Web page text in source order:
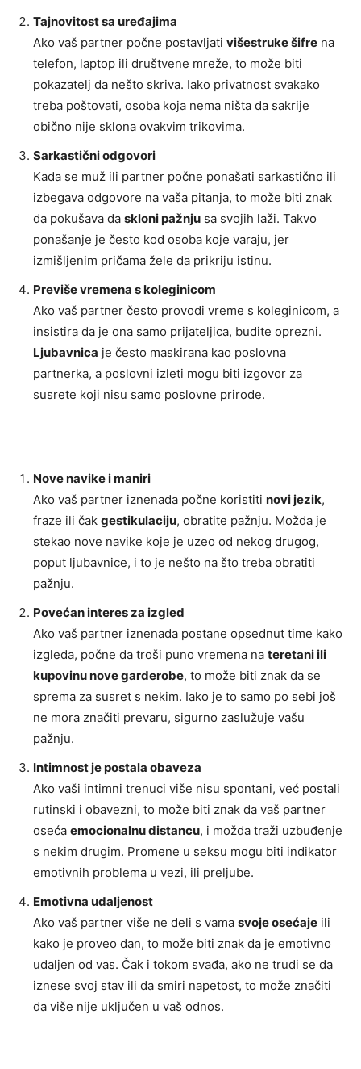
Tajnovitost sa uređajima
Ako vaš partner počne postavljati višestruke šifre na
telefon, laptop ili društvene mreže, to može biti
pokazatelj da nešto skriva. Iako privatnost svakako
treba poštovati, osoba koja nema ništa da sakrije
obično nije sklona ovakvim trikovima.
Sarkastični odgovori
Kada se muž ili partner počne ponašati sarkastično ili
izbegava odgovore na vaša pitanja, to može biti znak
da pokušava da skloni pažnju sa svojih laži. Takvo
ponašanje je često kod osoba koje varaju, jer
izmišljenim pričama žele da prikriju istinu.
Previše vremena s koleginicom
Ako vaš partner često provodi vreme s koleginicom, a
insistira da je ona samo prijateljica, budite oprezni.
Ljubavnica je često maskirana kao poslovna
partnerka, a poslovni izleti mogu biti izgovor za
susrete koji nisu samo poslovne prirode.
Nove navike i maniri
Ako vaš partner iznenada počne koristiti novi jezik,
fraze ili čak gestikulaciju, obratite pažnju. Možda je
stekao nove navike koje je uzeo od nekog drugog,
poput ljubavnice, i to je nešto na što treba obratiti
pažnju.
Povećan interes za izgled
Ako vaš partner iznenada postane opsednut time kako
izgleda, počne da troši puno vremena na teretani ili
kupovinu nove garderobe, to može biti znak da se
sprema za susret s nekim. Iako je to samo po sebi još
ne mora značiti prevaru, sigurno zaslužuje vašu
pažnju.
Intimnost je postala obaveza
Ako vaši intimni trenuci više nisu spontani, već postali
rutinski i obavezni, to može biti znak da vaš partner
oseća emocionalnu distancu, i možda traži uzbuđenje
s nekim drugim. Promene u seksu mogu biti indikator
emotivnih problema u vezi, ili preljube.
Emotivna udaljenost
Ako vaš partner više ne deli s vama svoje osećaje ili
kako je proveo dan, to može biti znak da je emotivno
udaljen od vas. Čak i tokom svađa, ako ne trudi se da
iznese svoj stav ili da smiri napetost, to može značiti
da više nije uključen u vaš odnos.